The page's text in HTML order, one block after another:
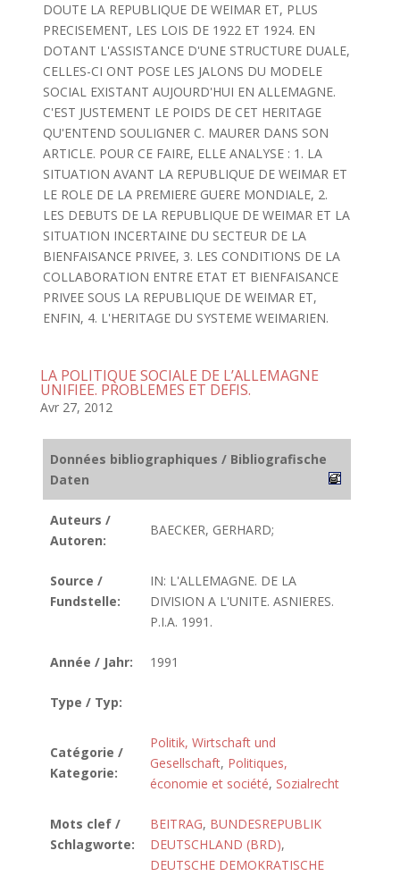
DOUTE LA REPUBLIQUE DE WEIMAR ET, PLUS
PRECISEMENT, LES LOIS DE 1922 ET 1924. EN
DOTANT L'ASSISTANCE D'UNE STRUCTURE DUALE,
CELLES-CI ONT POSE LES JALONS DU MODELE
SOCIAL EXISTANT AUJOURD'HUI EN ALLEMAGNE.
C'EST JUSTEMENT LE POIDS DE CET HERITAGE
QU'ENTEND SOULIGNER C. MAURER DANS SON
ARTICLE. POUR CE FAIRE, ELLE ANALYSE : 1. LA
SITUATION AVANT LA REPUBLIQUE DE WEIMAR ET
LE ROLE DE LA PREMIERE GUERE MONDIALE, 2.
LES DEBUTS DE LA REPUBLIQUE DE WEIMAR ET LA
SITUATION INCERTAINE DU SECTEUR DE LA
BIENFAISANCE PRIVEE, 3. LES CONDITIONS DE LA
COLLABORATION ENTRE ETAT ET BIENFAISANCE
PRIVEE SOUS LA REPUBLIQUE DE WEIMAR ET,
ENFIN, 4. L'HERITAGE DU SYSTEME WEIMARIEN.
LA POLITIQUE SOCIALE DE L’ALLEMAGNE
UNIFIEE. PROBLEMES ET DEFIS.
Avr 27, 2012
Données bibliographiques / Bibliografische
Daten
Auteurs /
Autoren:
BAECKER, GERHARD;
Source /
Fundstelle:
IN: L'ALLEMAGNE. DE LA
DIVISION A L'UNITE. ASNIERES.
P.I.A. 1991.
Année / Jahr: 1991
Type / Typ:
Catégorie /
Kategorie:
Politik, Wirtschaft und
Gesellschaft, Politiques,
économie et société, Sozialrecht
Mots clef /
Schlagworte:
BEITRAG, BUNDESREPUBLIK
DEUTSCHLAND (BRD),
DEUTSCHE DEMOKRATISCHE